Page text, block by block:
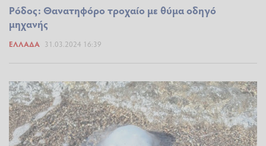
Ρόδος: Θανατηφόρο τροχαίο με θύμα οδηγό
μηχανής
ΕΛΛΆΔΑ 31.03.2024 16:39